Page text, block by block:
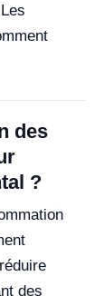
des
?
des